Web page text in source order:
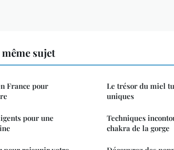
sujet
France pour
pour une
Le trésor du miel
uniques
Techniques
chakra de la gorge